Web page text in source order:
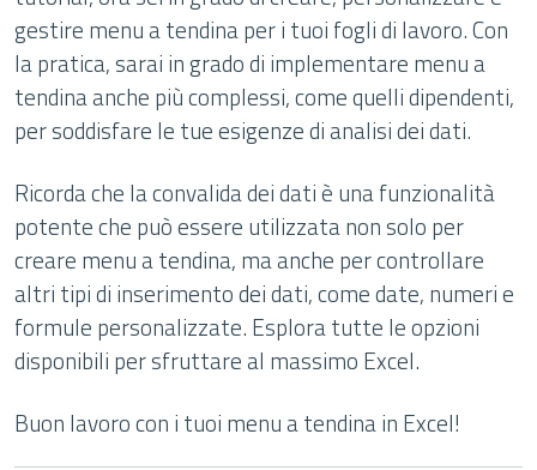
gestire menu a tendina per i tuoi fogli di lavoro. Con
la pratica, sarai in grado di implementare menu a
tendina anche più complessi, come quelli dipendenti,
per soddisfare le tue esigenze di analisi dei dati.
Ricorda che la convalida dei dati è una funzionalità
potente che può essere utilizzata non solo per
creare menu a tendina, ma anche per controllare
altri tipi di inserimento dei dati, come date, numeri e
formule personalizzate. Esplora tutte le opzioni
disponibili per sfruttare al massimo Excel.
Buon lavoro con i tuoi menu a tendina in Excel!